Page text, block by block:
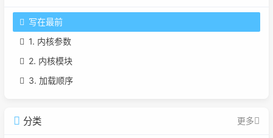
写在最前
1. 内核参数
2. 内核模块
3. 加载顺序
分类 更多